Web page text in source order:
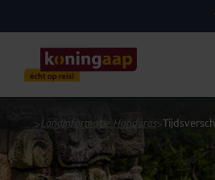
> Landinformatie Honduras>